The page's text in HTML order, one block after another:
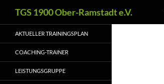
Inhalt
springen
TGS 1900 Ober-Ramstadt e.V.
AKTUELLER TRAININGSPLAN
COACHING-TRAINER
LEISTUNGSGRUPPE